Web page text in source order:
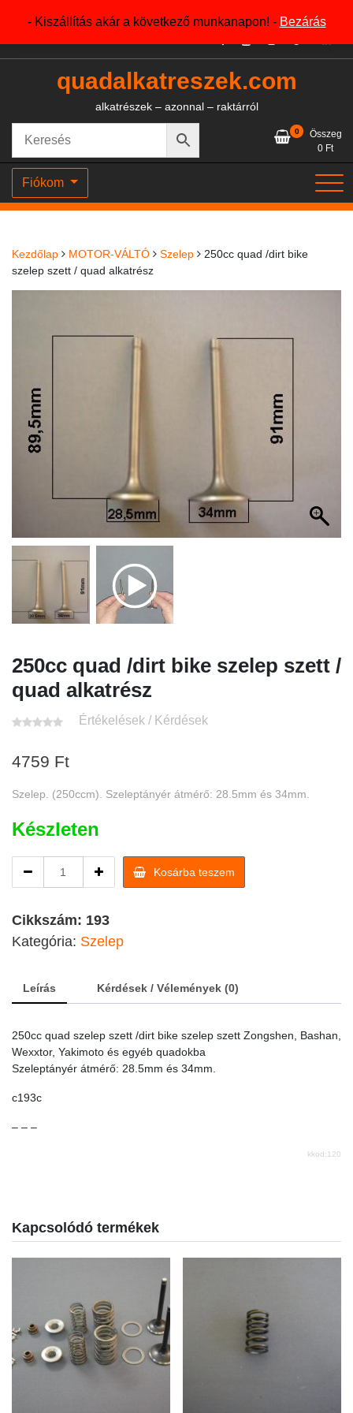
- Kiszállítás akár a következő munkanapon! - Bezárás
+36204327386
quadalkatreszek.com
alkatrészek – azonnal – raktárról
0
Összeg
0 Ft
Fiókom
Kezdőlap MOTOR-VÁLTÓ Szelep
250cc quad /dirt bike
szelep szett / quad alkatrész
250cc quad /dirt bike szelep szett /
quad alkatrész
Értékelések / Kérdések
4759 Ft
Szelep. (250ccm). Szeleptányér átmérő: 28.5mm és 34mm.
Készleten
quad
bike
szett
alkatrész
Kosárba teszem
Cikkszám: 193
Kategória: Szelep
Leírás Kérdések / Vélemények (0)
250cc quad szelep szett /dirt bike szelep szett Zongshen, Bashan,
Wexxtor, Yakimoto és egyéb quadokba
Szeleptányér átmérő: 28.5mm és 34mm.
c193c
– – –
kkod:120
Kapcsolódó termékek